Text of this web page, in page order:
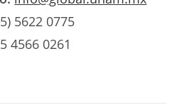
5622 0775
4566 0261